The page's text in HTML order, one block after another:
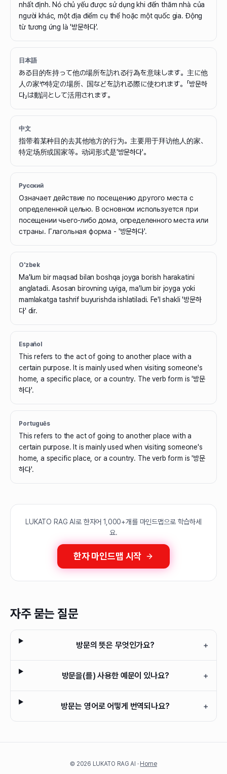
nhất định. Nó chủ yếu được sử dụng khi đến thăm nhà của
người khác, một địa điểm cụ thể hoặc một quốc gia. Động
từ tương ứng là '방문하다'.
日本語
ある目的を持って他の場所を訪れる行為を意味します。主に他
人の家や特定の場所、国などを訪れる際に使われます。「방문하
다」は動詞として活用されます。
中文
指带着某种目的去其他地方的行为。主要用于拜访他人的家、
特定场所或国家等。动词形式是'방문하다'。
Русский
Означает действие по посещению другого места с
определенной целью. В основном используется при
посещении чьего-либо дома, определенного места или
страны. Глагольная форма - '방문하다'.
O'zbek
Ma'lum bir maqsad bilan boshqa joyga borish harakatini
anglatadi. Asosan birovning uyiga, ma'lum bir joyga yoki
mamlakatga tashrif buyurishda ishlatiladi. Fe'l shakli '방문하
다' dir.
Español
This refers to the act of going to another place with a
certain purpose. It is mainly used when visiting someone's
home, a specific place, or a country. The verb form is '방문
하다'.
Português
This refers to the act of going to another place with a
certain purpose. It is mainly used when visiting someone's
home, a specific place, or a country. The verb form is '방문
하다'.
LUKATO RAG AI로 한자어 1,000+개를 마인드맵으로 학습하세
요.
한자 마인드맵 시작
자주 묻는 질문
방문의 뜻은 무엇인가요? +
방문을(를) 사용한 예문이 있나요? +
방문는 영어로 어떻게 번역되나요? +
© 2026 LUKATO RAG AI · Home